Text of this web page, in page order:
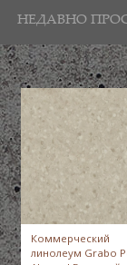
НЕДАВНО
Коммерческий
линолеум Grabo